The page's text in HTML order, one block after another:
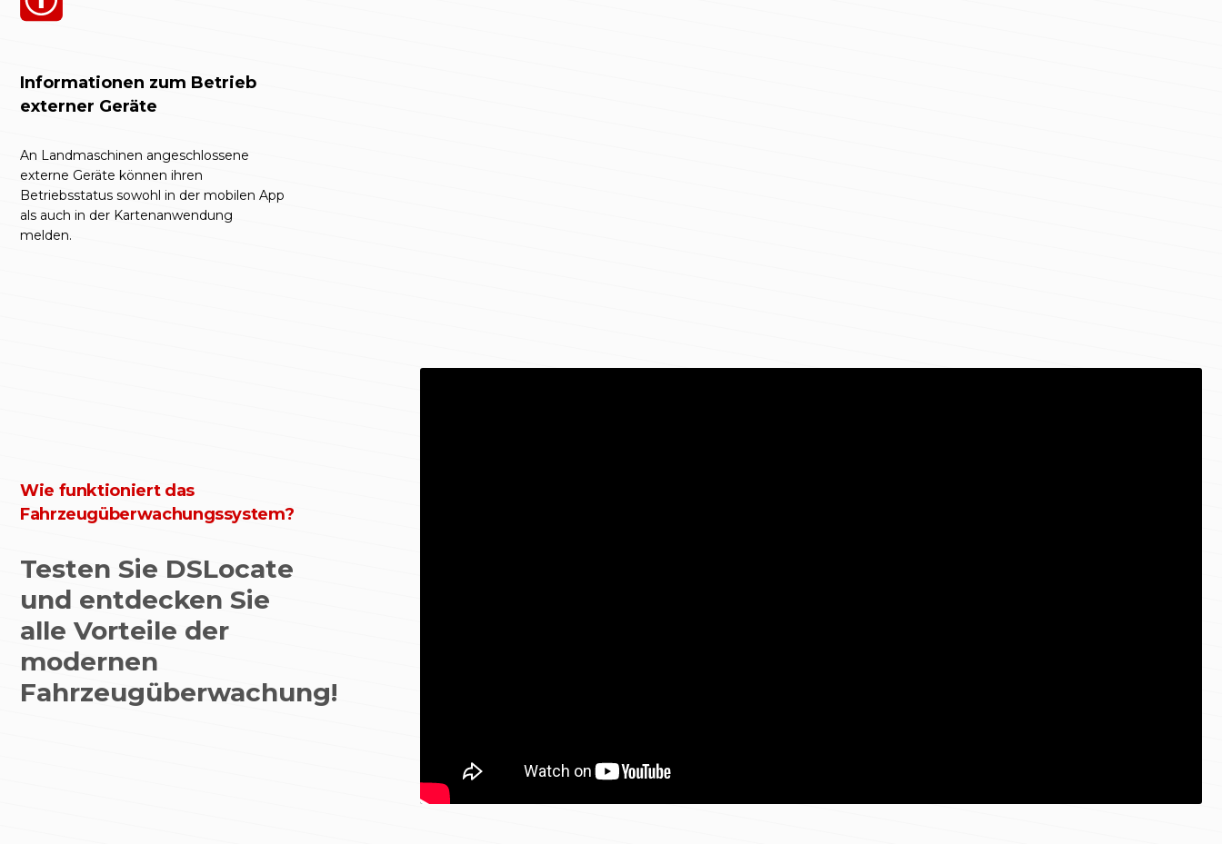
Informationen zum Betrieb
externer Geräte
An Landmaschinen angeschlossene
externe Geräte können ihren
Betriebsstatus sowohl in der mobilen App
als auch in der Kartenanwendung
melden.
Wie funktioniert das
Fahrzeugüberwachungssystem?
Testen Sie DSLocate
und entdecken Sie
alle Vorteile der
modernen
Fahrzeugüberwachung!